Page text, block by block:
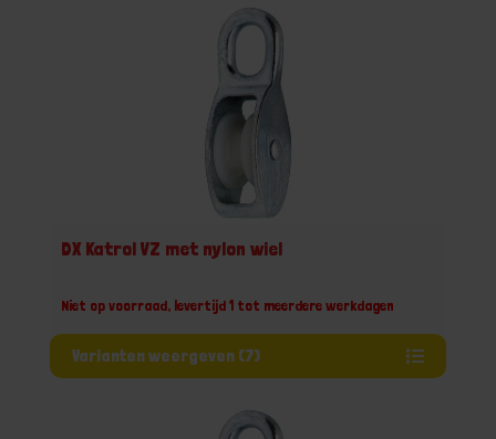
DX Katrol VZ met nylon wiel
Niet op voorraad, levertijd 1 tot meerdere werkdagen
Varianten weergeven (7)